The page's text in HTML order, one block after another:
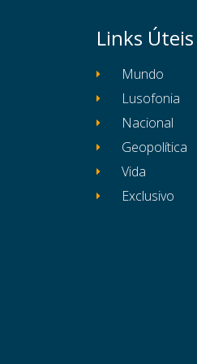
Links Úteis
Mundo
Lusofonia
Nacional
Geopolítica
Vida
Exclusivo